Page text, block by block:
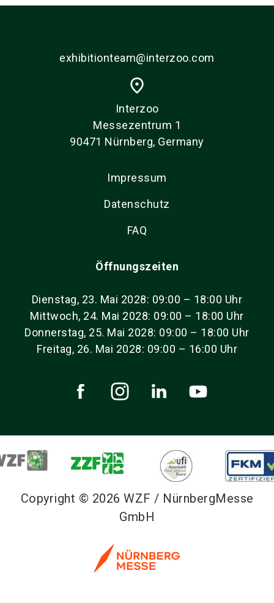
exhibitionteam@interzoo.com
place
Interzoo
Messezentrum 1
90471 Nürnberg, Germany
Impressum
Datenschutz
FAQ
Öffnungszeiten
Dienstag, 23. Mai 2028: 09:00 – 18:00 Uhr
Mittwoch, 24. Mai 2028: 09:00 – 18:00 Uhr
Donnerstag, 25. Mai 2028: 09:00 – 18:00 Uhr
Freitag, 26. Mai 2028: 09:00 – 16:00 Uhr
Copyright © 2026 WZF / NürnbergMesse
GmbH